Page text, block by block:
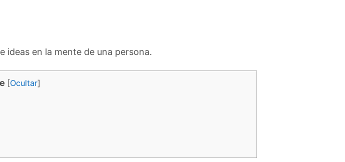
ideas en la mente de una persona.
[Ocultar]